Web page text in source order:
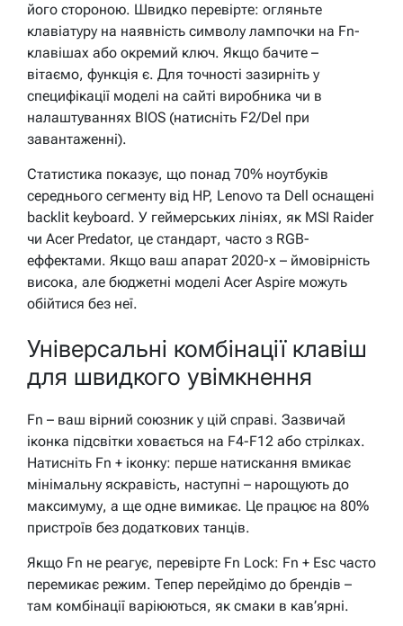
його стороною. Швидко перевірте: огляньте
клавіатуру на наявність символу лампочки на Fn-
клавішах або окремий ключ. Якщо бачите –
вітаємо, функція є. Для точності зазирніть у
специфікації моделі на сайті виробника чи в
налаштуваннях BIOS (натисніть F2/Del при
завантаженні).
Статистика показує, що понад 70% ноутбуків
середнього сегменту від HP, Lenovo та Dell оснащені
backlit keyboard. У геймерських лініях, як MSI Raider
чи Acer Predator, це стандарт, часто з RGB-
еффектами. Якщо ваш апарат 2020-х – ймовірність
висока, але бюджетні моделі Acer Aspire можуть
обійтися без неї.
Універсальні комбінації клавіш
для швидкого увімкнення
Fn – ваш вірний союзник у цій справі. Зазвичай
іконка підсвітки ховається на F4-F12 або стрілках.
Натисніть Fn + іконку: перше натискання вмикає
мінімальну яскравість, наступні – нарощують до
максимуму, а ще одне вимикає. Це працює на 80%
пристроїв без додаткових танців.
Якщо Fn не реагує, перевірте Fn Lock: Fn + Esc часто
перемикає режим. Тепер перейдімо до брендів –
там комбінації варіюються, як смаки в кав’ярні.